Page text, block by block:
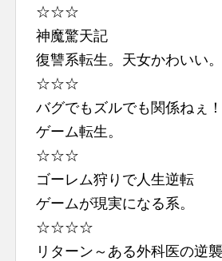
☆☆☆
神魔驚天記
復讐系転生。天女かわいい。
☆☆☆
バグでもズルでも関係ねぇ！
ゲーム転生。
☆☆☆
ゴーレム狩りで人生逆転
ゲームが現実になる系。
☆☆☆☆
リターン～ある外科医の逆